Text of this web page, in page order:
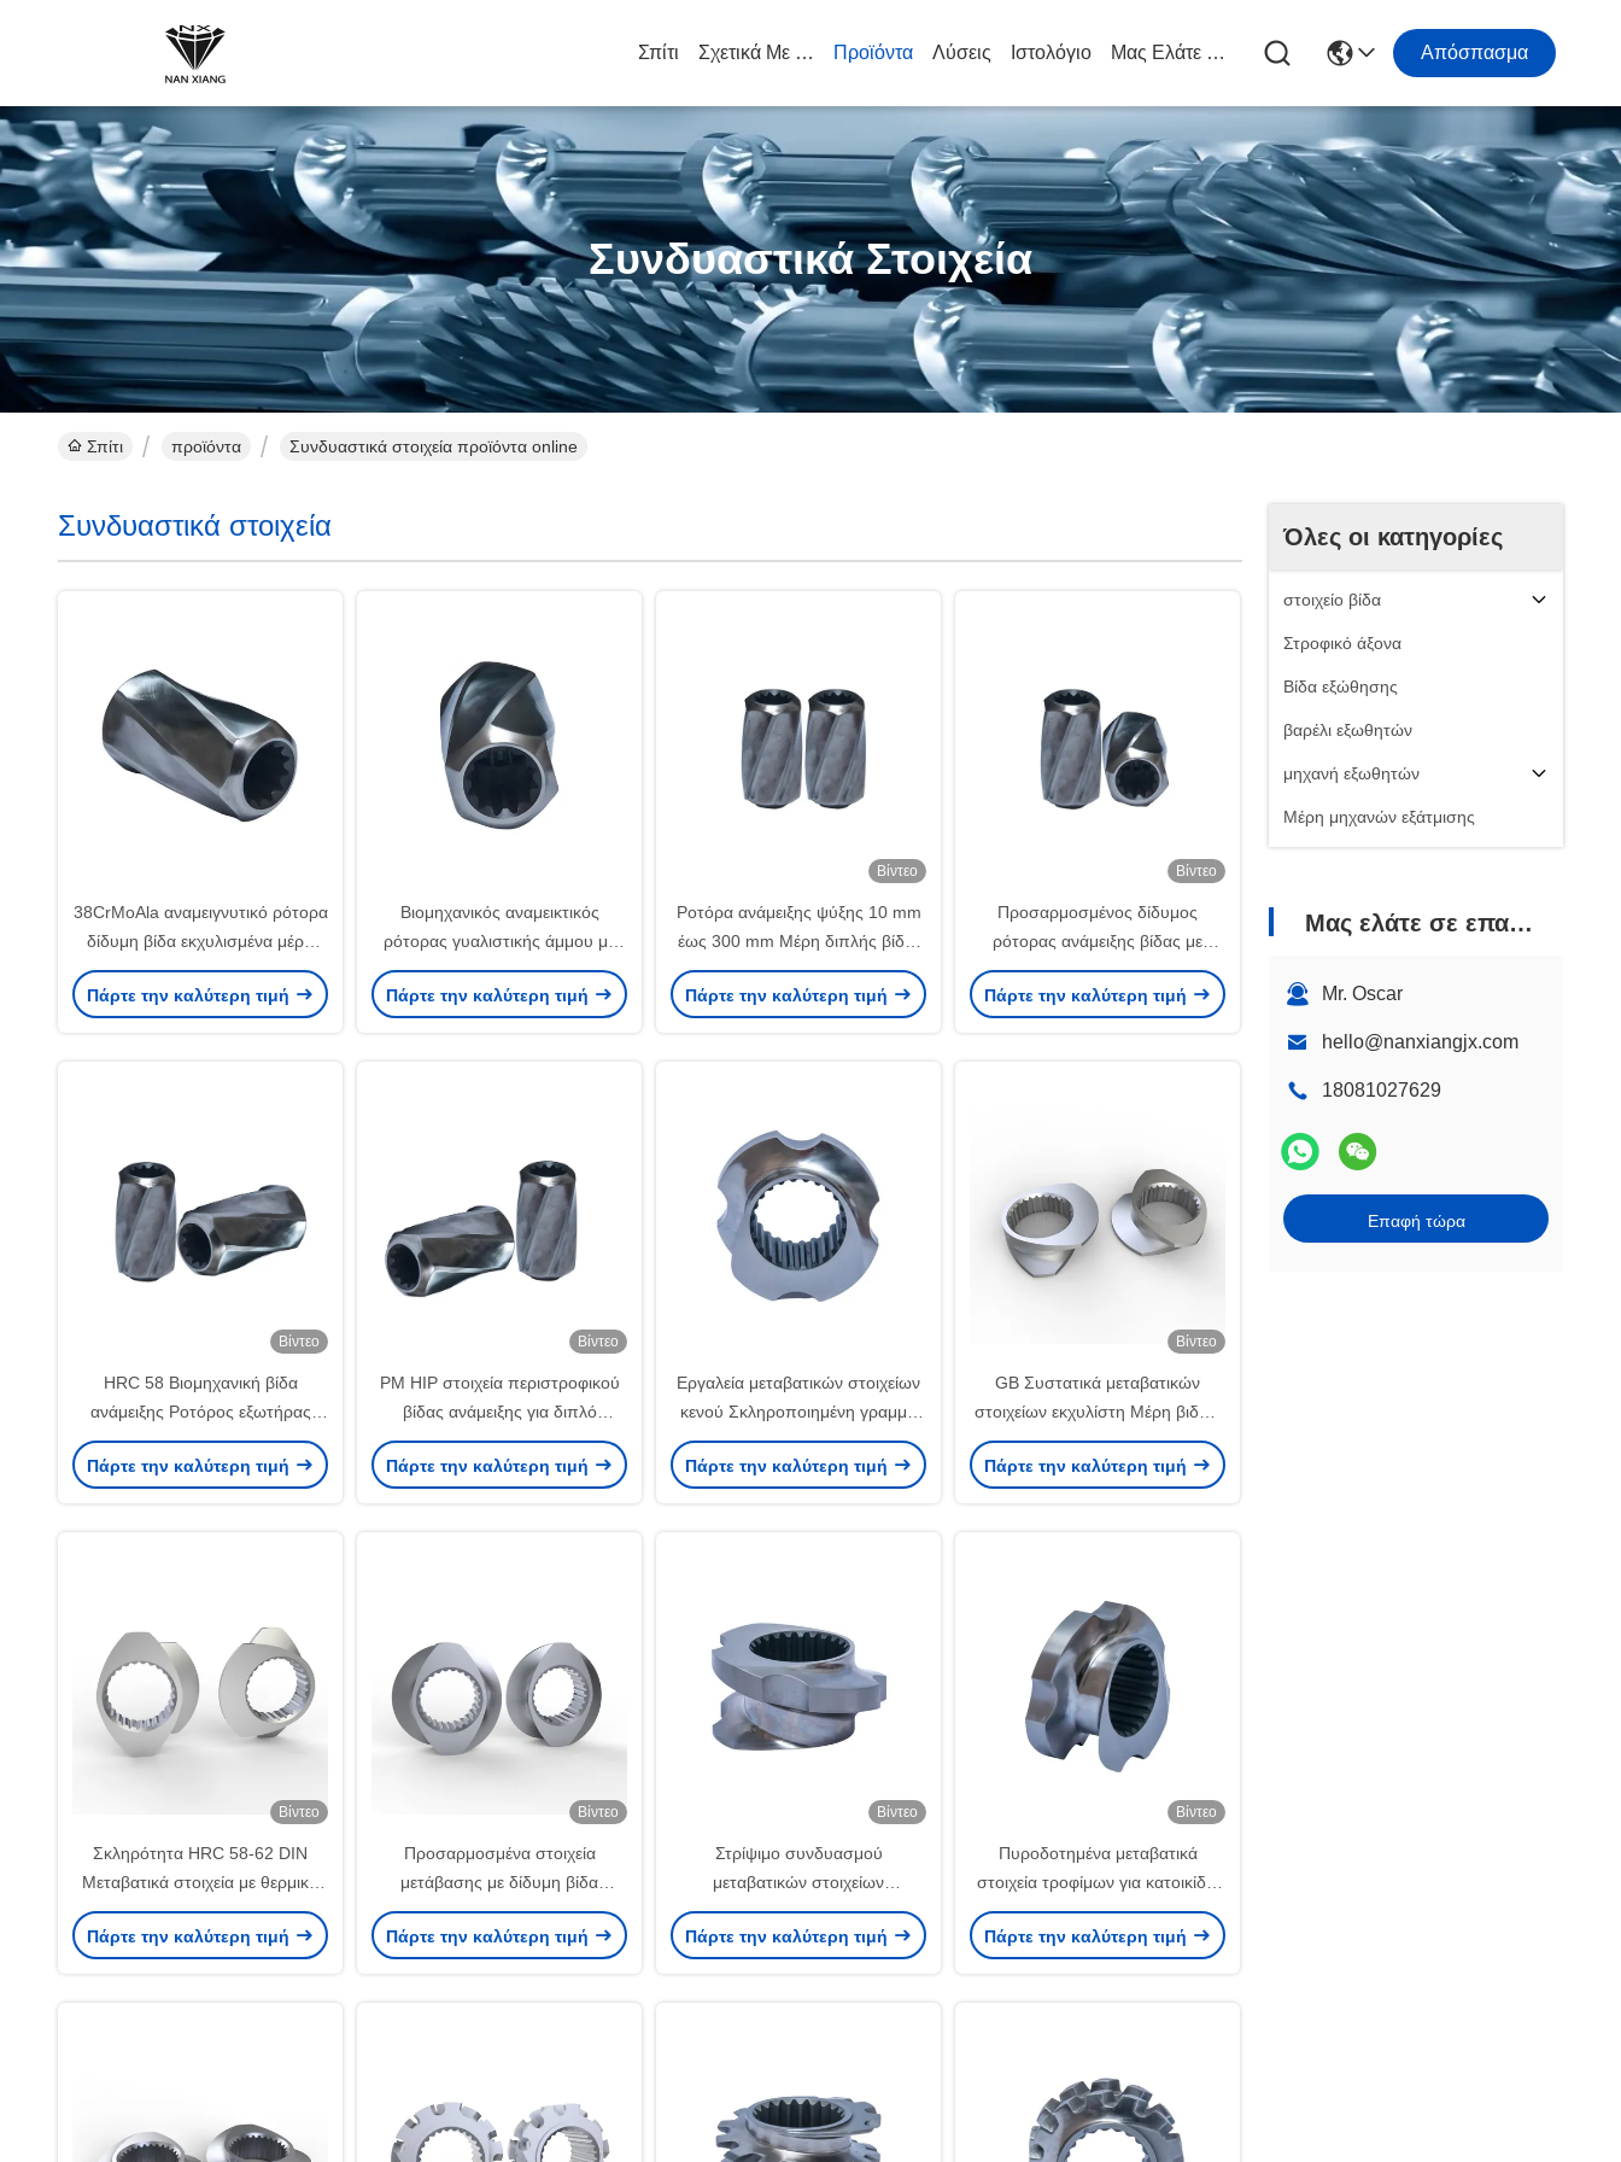
Σπίτι Σχετικά Με Εμάς Προϊόντα Λύσεις Ιστολόγιο Μας Ελάτε Σε Επαφή Με Απόσπασμα
Συνδυαστικά Στοιχεία
Σπίτι προϊόντα Συνδυαστικά στοιχεία προϊόντα online
Όλες οι κατηγορίες
στοιχείο βίδα
Στροφικό άξονα
Βίδα εξώθησης
βαρέλι εξωθητών
μηχανή εξωθητών
Μέρη μηχανών εξάτμισης
Μας ελάτε σε επαφή με
Mr. Oscar
hello@nanxiangjx.com
18081027629
Επαφή τώρα
Συνδυαστικά στοιχεία
38CrMoAla αναμειγνυτικό ρότορα
δίδυμη βίδα εκχυλισμένα μέρη
ελαφρύ βάρος για ZSK WP ZPT
μηχανή
Πάρτε την καλύτερη τιμή
Βιομηχανικός αναμεικτικός
ρότορας γυαλιστικής άμμου με
διπλή βίδα
Πάρτε την καλύτερη τιμή
Βίντεο
Ροτόρα ανάμειξης ψύξης 10 mm
έως 300 mm Μέρη διπλής βίδες
εξωθρεπτήρα DIN Standard
Πάρτε την καλύτερη τιμή
Βίντεο
Προσαρμοσμένος δίδυμος
ρότορας ανάμειξης βίδας με
διάσταση βίδας 10 mm έως 300
mm
Πάρτε την καλύτερη τιμή
Βίντεο
HRC 58 Βιομηχανική βίδα
ανάμειξης Ροτόρος εξωτήρας
Τμήματα βίδας για ανάμειξη
Πάρτε την καλύτερη τιμή
Βίντεο
PM HIP στοιχεία περιστροφικού
βίδας ανάμειξης για διπλό
εξορμητικό για πετροχημικά
Πάρτε την καλύτερη τιμή
Εργαλεία μεταβατικών στοιχείων
κενού Σκληροποιημένη γραμμή
σύνδεσης βίδας για καουτσούκ
Πάρτε την καλύτερη τιμή
Βίντεο
GB Συστατικά μεταβατικών
στοιχείων εκχυλίστη Μέρη βιδών
εκχυλίστη για διπλό νηματικό
στοιχείο
Πάρτε την καλύτερη τιμή
Βίντεο
Σκληρότητα HRC 58-62 DIN
Μεταβατικά στοιχεία με θερμική
επεξεργασία σκληρύνσεως υπό
κενό
Πάρτε την καλύτερη τιμή
Βίντεο
Προσαρμοσμένα στοιχεία
μετάβασης με δίδυμη βίδα
Extruder βίδα άμμος εκρήγνυνση
γυάλισμα για πλαστικά
Πάρτε την καλύτερη τιμή
Βίντεο
Στρίψιμο συνδυασμού
μεταβατικών στοιχείων
Εργασμένο προσαρμοσμένο
διάμετρος 10 mm - 300 mm Twin
Πάρτε την καλύτερη τιμή
Βίντεο
Πυροδοτημένα μεταβατικά
στοιχεία τροφίμων για κατοικίδια
ζώα HRC 58 - 62 Τμήμα διπλής
βίδες για την εξάτμιση πελετιστή
Πάρτε την καλύτερη τιμή